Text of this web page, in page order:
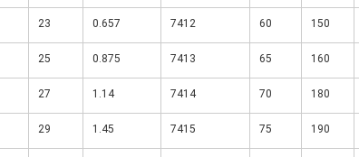
23 0.657 7412 60 150
25 0.875 7413 65 160
27 1.14 7414 70 180
29 1.45 7415 75 190